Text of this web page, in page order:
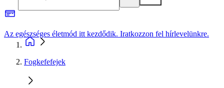
Az egészséges életmód itt kezdődik. Iratkozzon fel hírlevelünkre.
Fogkefefejek